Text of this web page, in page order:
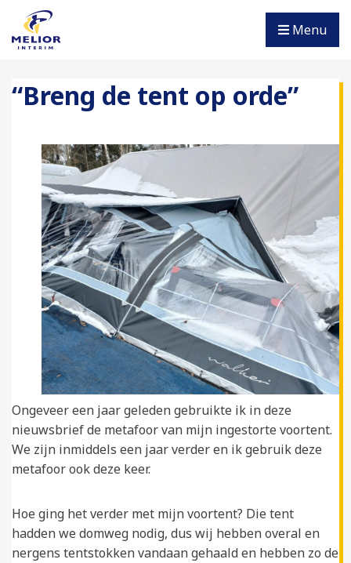
Menu
“Breng de tent op orde”
Ongeveer een jaar geleden gebruikte ik in deze
nieuwsbrief de metafoor van mijn ingestorte voortent.
We zijn inmiddels een jaar verder en ik gebruik deze
metafoor ook deze keer.
Hoe ging het verder met mijn voortent? Die tent
hadden we domweg nodig, dus wij hebben overal en
nergens tentstokken vandaan gehaald en hebben zo de